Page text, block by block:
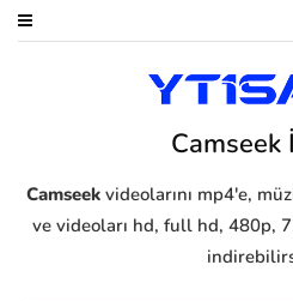
Camseek
Camseekvideolarını mp4'e,
ve videoları hd, full hd, 480p,